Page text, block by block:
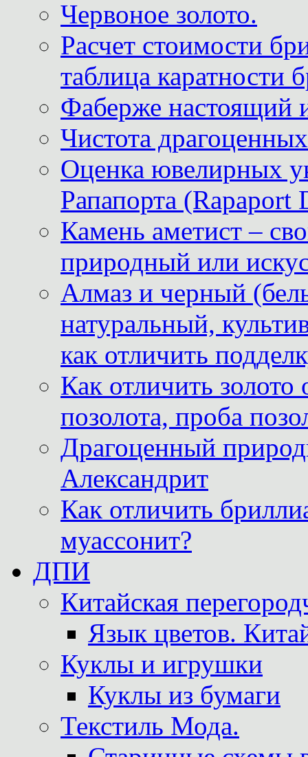
Червоное золото.
Расчет стоимости
таблица каратности
Фаберже настоящий
Чистота
Оценка ювелирных
Рапапорта (Rapaport
Камень аметист –
природный или
Алмаз и черный
натуральный,
как отличить
Как отличить
позолота, проба
Драгоценный
Александрит
Как отличить
муассонит?
ДПИ
Китайская
Язык цветов.
Куклы и игрушки
Куклы из бумаги
Текстиль Мода.